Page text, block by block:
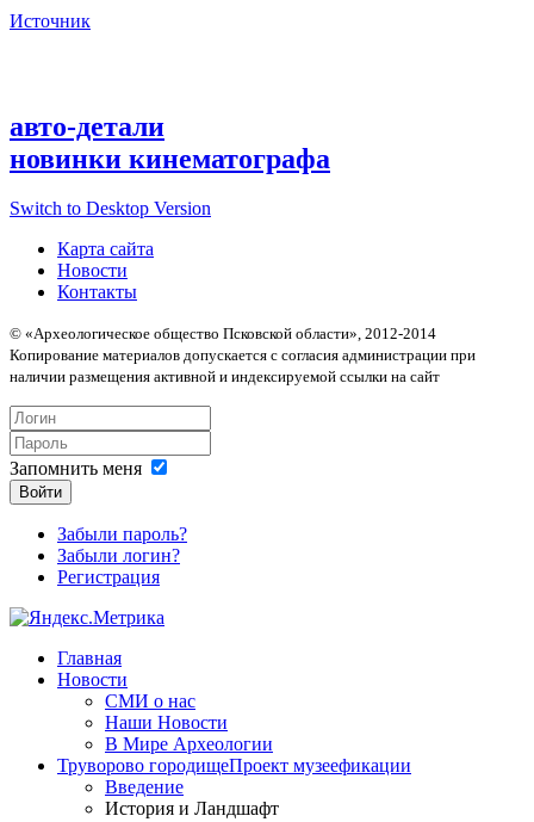
Источник
авто-детали
новинки кинематографа
Switch to Desktop Version
Карта сайта
Новости
Контакты
© «Археологическое общество Псковской области», 2012-2014
Копирование материалов допускается с согласия администрации при
наличии размещения активной и индексируемой ссылки на сайт
Запомнить меня
Войти
Забыли пароль?
Забыли логин?
Регистрация
Главная
Новости
СМИ о нас
Наши Новости
В Мире Археологии
Труворово городищеПроект музеефикации
Введение
История и Ландшафт